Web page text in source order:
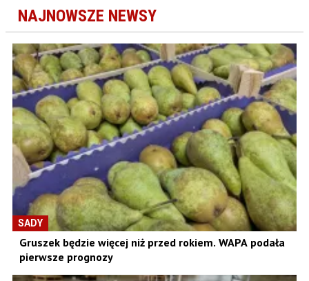
NAJNOWSZE NEWSY
SADY
Gruszek będzie więcej niż przed rokiem. WAPA podała
pierwsze prognozy